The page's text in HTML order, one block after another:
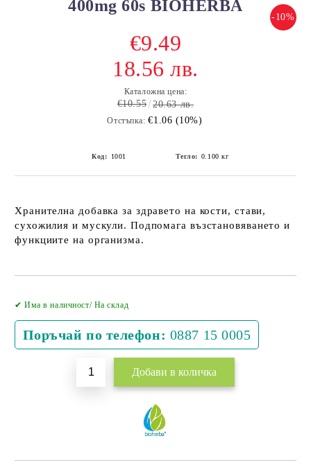
400mg 60s BIOHERBA
-10%
€9.49
18.56 лв.
Каталожна цена:
€10.55 20.63 лв.
Отстъпка: €1.06 (10%)
Код: 1001 Тегло: 0.100 кг
Хранителна добавка за здравето на кости, стави,
сухожилия и мускули. Подпомага възстановяването и
функциите на организма.
✔ Има в наличност/ На склад
Поръчай по телефон: 0887 15 0005